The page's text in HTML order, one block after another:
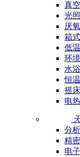
真
光
厌
箱
低
环
水
恒
摇
电
分
精
电